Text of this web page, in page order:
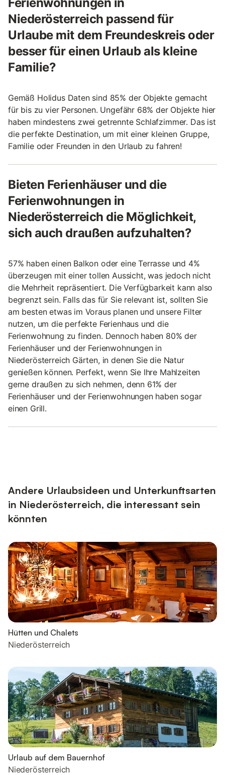
Niederösterreich passend für
Urlaube mit dem Freundeskreis oder
besser für einen Urlaub als kleine
Familie?
Gemäß Holidus Daten sind 85% der Objekte gemacht
für bis zu vier Personen. Ungefähr 68% der Objekte hier
haben mindestens zwei getrennte Schlafzimmer. Das ist
die perfekte Destination, um mit einer kleinen Gruppe,
Familie oder Freunden in den Urlaub zu fahren!
Bieten Ferienhäuser und die
Ferienwohnungen in
Niederösterreich die Möglichkeit,
sich auch draußen aufzuhalten?
57% haben einen Balkon oder eine Terrasse und 4%
überzeugen mit einer tollen Aussicht, was jedoch nicht
die Mehrheit repräsentiert. Die Verfügbarkeit kann also
begrenzt sein. Falls das für Sie relevant ist, sollten Sie
am besten etwas im Voraus planen und unsere Filter
nutzen, um die perfekte Ferienhaus und die
Ferienwohnung zu finden. Dennoch haben 80% der
Ferienhäuser und der Ferienwohnungen in
Niederösterreich Gärten, in denen Sie die Natur
genießen können. Perfekt, wenn Sie Ihre Mahlzeiten
gerne draußen zu sich nehmen, denn 61% der
Ferienhäuser und der Ferienwohnungen haben sogar
einen Grill.
Andere Urlaubsideen und Unterkunftsarten
in Niederösterreich, die interessant sein
könnten
Hütten und Chalets
Niederösterreich
Urlaub auf dem Bauernhof
Niederösterreich